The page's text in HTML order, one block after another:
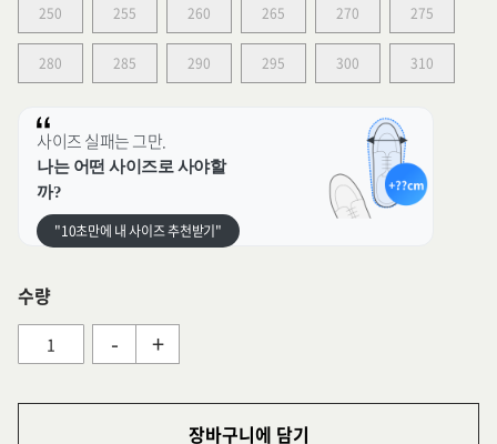
250 255 260 265 270 275
280 285 290 295 300 310
사이즈 실패는 그만.
나는 어떤 사이즈로 사야할
까?
"10초만에 내 사이즈 추천받기"
수량
- +
장바구니에 담기